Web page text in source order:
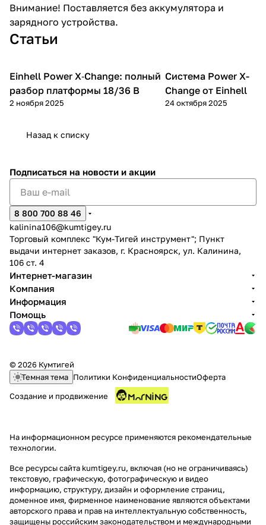
Внимание! Поставляется без аккумулятора и
зарядного устройства.
Статьи
Einhell
Einhell Power X‑Change: полный
разбор платформы 18/36 В
2 ноября 2025
Советы
покупателям
Система Power X-
Change от Einhell
24 октября 2025
Назад к списку
Подписаться на новости и акции
8 800 700 88 46
kalinina106@kumtigey.ru
Торговый комплекс "Кум-Тигей инструмент"; Пункт
выдачи интернет заказов, г. Красноярск, ул. Калинина,
106 ст. 4
Интернет-магазин
Компания
Информация
Помощь
© 2026 Кумтигей
Темная тема Политики КонфиденциальностиОферта
Создание и продвижение
На информационном ресурсе применяются рекомендательные
технологии.
Все ресурсы сайта kumtigey.ru, включая (но не ограничиваясь)
текстовую, графическую, фотографическую и видео
информацию, структуру, дизайн и оформление страниц,
доменное имя, фирменное наименование являются объектами
авторского права и прав на интеллектуальную собственность,
защищены российским законодательством и международными
раз в 2 недели